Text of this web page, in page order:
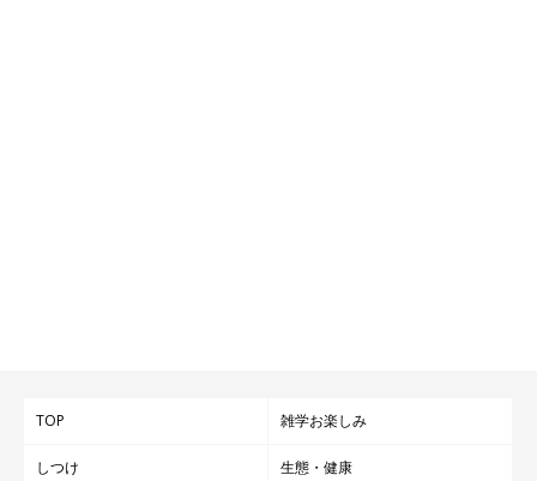
ベタベタと甘えてくるタイプではなく、ツンデレで、
TOP 雑学お楽しみ
しつけ 生態・健康